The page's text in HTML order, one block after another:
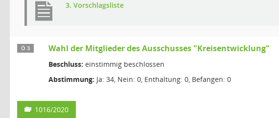
3. Vorschlagsliste
Ö 3 Wahl der Mitglieder des Ausschusses "Kreisentwicklung"
Beschluss: einstimmig beschlossen
Abstimmung: Ja: 34, Nein: 0, Enthaltung: 0, Befangen: 0
1016/2020